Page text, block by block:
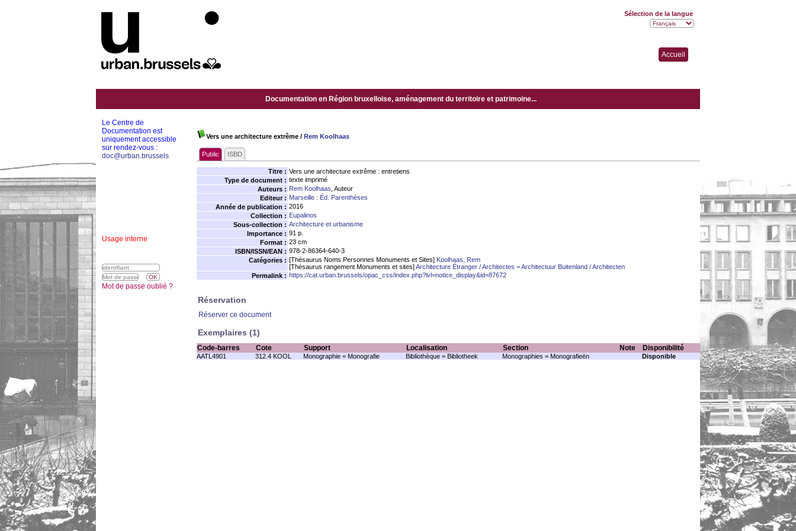
Accueil
Documentation en Région bruxelloise, aménagement du territoire et patrimoine...
Vers une architecture extrême / Rem Koolhaas
Public ISBD
Titre : Vers une architecture extrême : entretiens
Type de document : texte imprimé
Auteurs : Rem Koolhaas , Auteur
Editeur : Marseille : Éd. Parenthèses
Année de publication : 2016
Collection : Eupalinos
Sous-collection : Architecture et urbanisme
Importance : 91 p.
Format : 23 cm
ISBN/ISSN/EAN : 978-2-86364-640-3
Catégories : [Thésaurus Noms Personnes Monuments et Sites] Koolhaas, Rem
[Thésaurus rangement Monuments et sites]Architecture Étranger / Architectes = Architectuur Buitenland / Architecten
Permalink : https://cat.urban.brussels/opac_css/index.php?lvl=notice_display&id=87672
Réservation
Réserver ce document
Exemplaires (1)
Code-barres Cote Support Localisation Section Note Disponibilité
AATL4901 312.4 KOOL Monographie = Monografie Bibliothèque = Bibliotheek Monographies = Monografieën Disponible
Le Centre de
Documentation est
uniquement accessible
sur rendez-vous :
doc@urban.brussels
Usage interne
Sélection de la langue
Mot de passe oublié ?